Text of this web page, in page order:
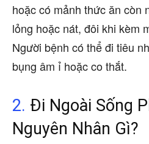
hoặc có mảnh thức ăn còn
lỏng hoặc nát, đôi khi kèm
Người bệnh có thể đi tiêu
bụng âm ỉ hoặc co thắt.
2. Đi Ngoài Sống
Nguyên Nhân Gì?